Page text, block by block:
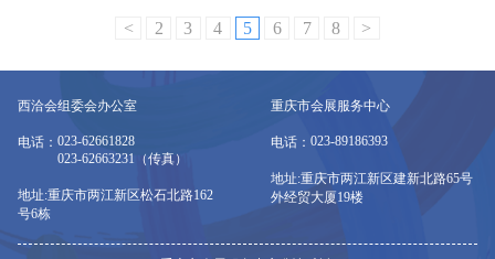
< 2 3 4 5 6 7 8 >
西洽会组委会办公室
电话： 023-62661828
023-62663231（传真）
地址:重庆市两江新区松石北路162
号6栋
重庆市会展服务中心
电话： 023-89186393
地址:重庆市两江新区建新北路65号
外经贸大厦19楼